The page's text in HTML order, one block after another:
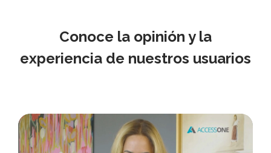
Conoce la opinión y la
experiencia de nuestros usuarios